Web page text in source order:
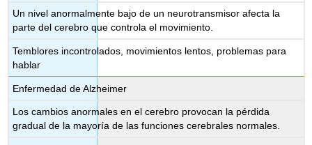
Un nivel anormalmente bajo de un neurotransmisor afecta la
parte del cerebro que controla el movimiento.
Temblores incontrolados, movimientos lentos, problemas para
hablar
Enfermedad de Alzheimer
Los cambios anormales en el cerebro provocan la pérdida
gradual de la mayoría de las funciones cerebrales normales.